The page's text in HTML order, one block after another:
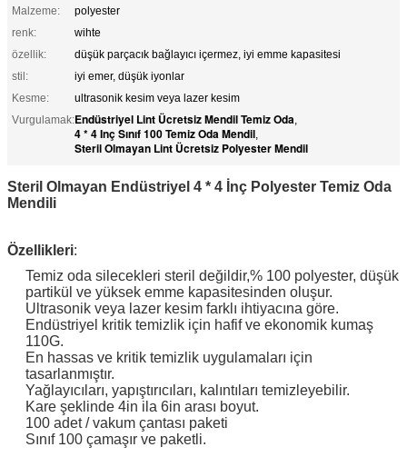
Malzeme:
polyester
renk:
wihte
özellik:
düşük parçacık bağlayıcı içermez, iyi emme kapasitesi
stil:
iyi emer, düşük iyonlar
Kesme:
ultrasonik kesim veya lazer kesim
Vurgulamak:Endüstriyel Lint Ücretsiz Mendil Temiz Oda,
4 * 4 Inç Sınıf 100 Temiz Oda Mendil,
Steril Olmayan Lint Ücretsiz Polyester Mendil
Steril Olmayan Endüstriyel 4 * 4 İnç Polyester Temiz Oda
Mendili
Özellikleri:
Temiz oda silecekleri steril değildir,% 100 polyester, düşük
partikül ve yüksek emme kapasitesinden oluşur.
Ultrasonik veya lazer kesim farklı ihtiyacına göre.
Endüstriyel kritik temizlik için hafif ve ekonomik kumaş
110G.
En hassas ve kritik temizlik uygulamaları için
tasarlanmıştır.
Yağlayıcıları, yapıştırıcıları, kalıntıları temizleyebilir.
Kare şeklinde 4in ila 6in arası boyut.
100 adet / vakum çantası paketi
Sınıf 100 çamaşır ve paketli.